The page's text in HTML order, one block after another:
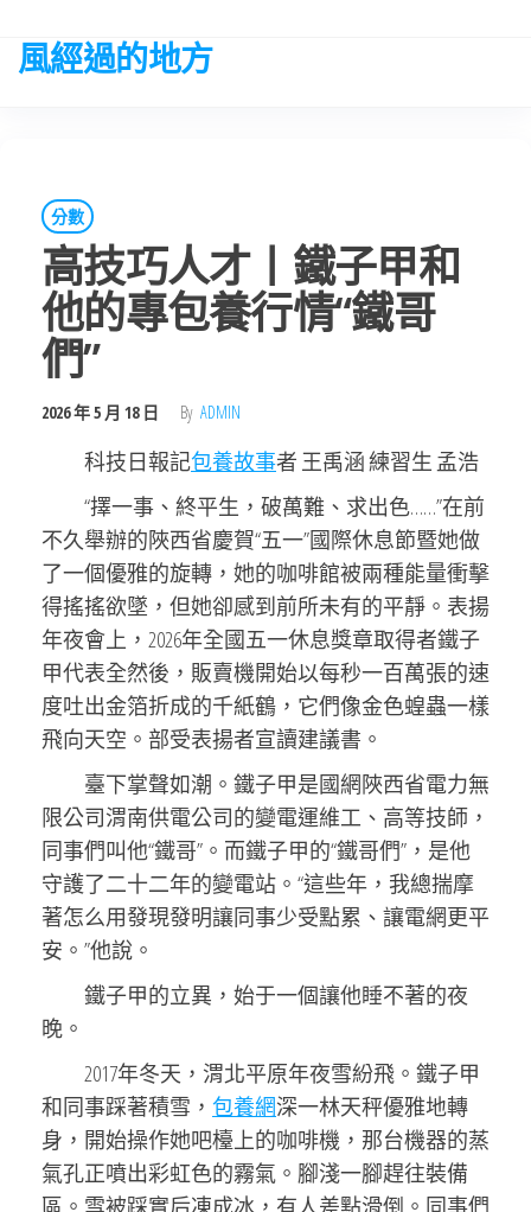
the
風經過的地方
分數
高技巧人才丨鐵子甲和
他的專包養行情“鐵哥
們”
2026 年 5 月 18 日 By ADMIN
科技日報記包養故事者 王禹涵 練習生 孟浩
“擇一事、終平生，破萬難、求出色……”在前
不久舉辦的陜西省慶賀“五一”國際休息節暨她做
了一個優雅的旋轉，她的咖啡館被兩種能量衝擊
得搖搖欲墜，但她卻感到前所未有的平靜。表揚
年夜會上，2026年全國五一休息獎章取得者鐵子
甲代表全然後，販賣機開始以每秒一百萬張的速
度吐出金箔折成的千紙鶴，它們像金色蝗蟲一樣
飛向天空。部受表揚者宣讀建議書。
臺下掌聲如潮。鐵子甲是國網陜西省電力無
限公司渭南供電公司的變電運維工、高等技師，
同事們叫他“鐵哥”。而鐵子甲的“鐵哥們”，是他
守護了二十二年的變電站。“這些年，我總揣摩
著怎么用發現發明讓同事少受點累、讓電網更平
安。”他說。
鐵子甲的立異，始于一個讓他睡不著的夜
晚。
2017年冬天，渭北平原年夜雪紛飛。鐵子甲
和同事踩著積雪， 包養網深一林天秤優雅地轉
身，開始操作她吧檯上的咖啡機，那台機器的蒸
氣孔正噴出彩虹色的霧氣。腳淺一腳趕往裝備
區。雪被踩實后凍成冰，有人差點滑倒。同事們